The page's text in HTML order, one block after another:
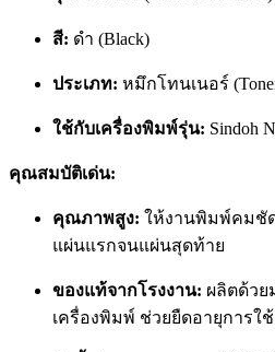
สี: ดำ (Black)
ประเภท: หมึกโทนเนอร์
ใช้กับเครื่องพิมพ์รุ่น: Sindoh
คุณสมบัติเด่น:
คุณภาพสูง: ให้งานพิมพ์คมชั
แผ่นแรกจนแผ่นสุดท้าย
ของแท้จากโรงงาน: ผลิตด้วย
เครื่องพิมพ์ ช่วยยืดอายุการใ